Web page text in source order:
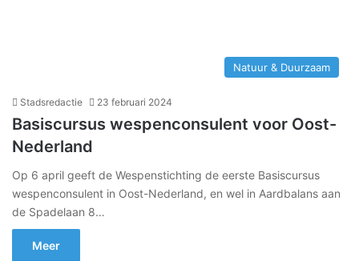
Natuur & Duurzaam
Stadsredactie 23 februari 2024
Basiscursus wespenconsulent voor Oost-
Nederland
Op 6 april geeft de Wespenstichting de eerste Basiscursus
wespenconsulent in Oost-Nederland, en wel in Aardbalans aan
de Spadelaan 8…
Meer